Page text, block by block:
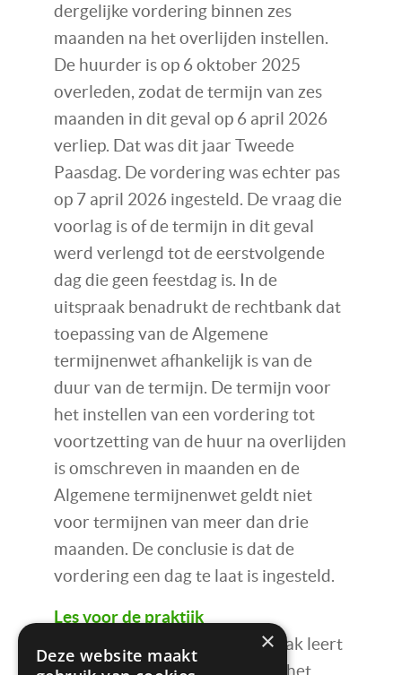
dergelijke vordering binnen zes
maanden na het overlijden instellen.
De huurder is op 6 oktober 2025
overleden, zodat de termijn van zes
maanden in dit geval op 6 april 2026
verliep. Dat was dit jaar Tweede
Paasdag. De vordering was echter pas
op 7 april 2026 ingesteld. De vraag die
voorlag is of de termijn in dit geval
werd verlengd tot de eerstvolgende
dag die geen feestdag is. In de
uitspraak benadrukt de rechtbank dat
toepassing van de Algemene
termijnenwet afhankelijk is van de
duur van de termijn. De termijn voor
het instellen van een vordering tot
voortzetting van de huur na overlijden
is omschreven in maanden en de
Algemene termijnenwet geldt niet
voor termijnen van meer dan drie
maanden. De conclusie is dat de
vordering een dag te laat is ingesteld.
Les voor de praktijk
De hiervoor genoemde uitspraak leert
dat men beter het zekere voor het
×
Deze website maakt